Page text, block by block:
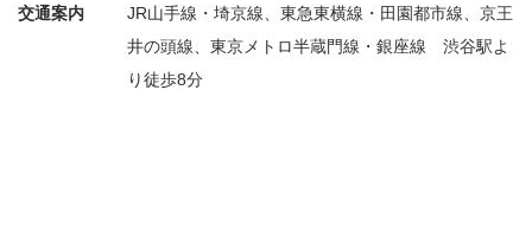
交通案内
JR山手線・埼京線、東急東横線・田園都市線、京王
井の頭線、東京メトロ半蔵門線・銀座線 渋谷駅よ
り徒歩8分